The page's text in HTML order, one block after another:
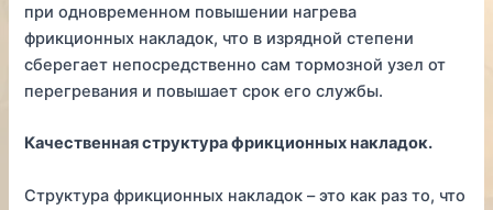
при одновременном повышении нагрева
фрикционных накладок, что в изрядной степени
сберегает непосредственно сам тормозной узел от
перегревания и повышает срок его службы.
Качественная структура фрикционных накладок.
Структура фрикционных накладок – это как раз то, что